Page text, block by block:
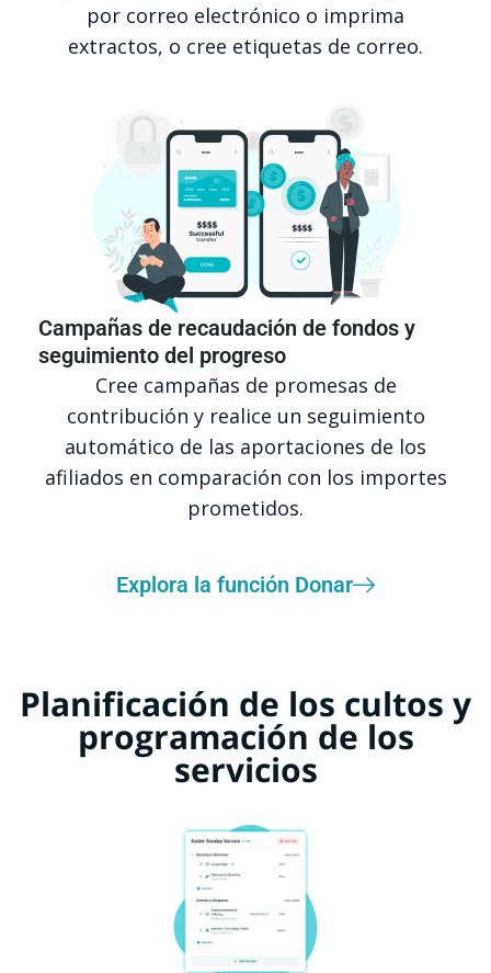
por correo electrónico o imprima
extractos, o cree etiquetas de correo.
Campañas de recaudación de fondos y
seguimiento del progreso
Cree campañas de promesas de
contribución y realice un seguimiento
automático de las aportaciones de los
afiliados en comparación con los importes
prometidos.
Explora la función Donar
Planificación de los cultos y
programación de los
servicios